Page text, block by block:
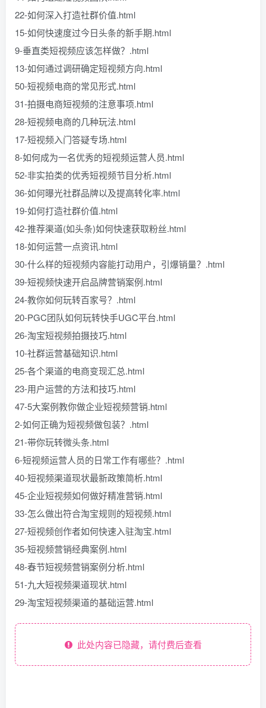
22-如何深入打造社群价值.html
15-如何快速度过今日头条的新手期.html
9-垂直类短视频应该怎样做？.html
13-如何通过调研确定短视频方向.html
50-短视频电商的常见形式.html
31-拍摄电商短视频的注意事项.html
28-短视频电商的几种玩法.html
17-短视频入门答疑专场.html
8-如何成为一名优秀的短视频运营人员.html
52-非实拍类的优秀短视频节目分析.html
36-如何曝光社群品牌以及提高转化率.html
19-如何打造社群价值.html
42-推荐渠道(如头条)如何快速获取粉丝.html
18-如何运营一点资讯.html
30-什么样的短视频内容能打动用户，引爆销量？.html
39-短视频快速开启品牌营销案例.html
24-教你如何玩转百家号？.html
20-PGC团队如何玩转快手UGC平台.html
26-淘宝短视频拍摄技巧.html
10-社群运营基础知识.html
25-各个渠道的电商变现汇总.html
23-用户运营的方法和技巧.html
47-5大案例教你做企业短视频营销.html
2-如何正确为短视频做包装？.html
21-带你玩转微头条.html
6-短视频运营人员的日常工作有哪些？.html
40-短视频渠道现状最新政策简析.html
45-企业短视频如何做好精准营销.html
33-怎么做出符合淘宝规则的短视频.html
27-短视频创作者如何快速入驻淘宝.html
35-短视频营销经典案例.html
48-春节短视频营销案例分析.html
51-九大短视频渠道现状.html
29-淘宝短视频渠道的基础运营.html
此处内容已隐藏，请付费后查看